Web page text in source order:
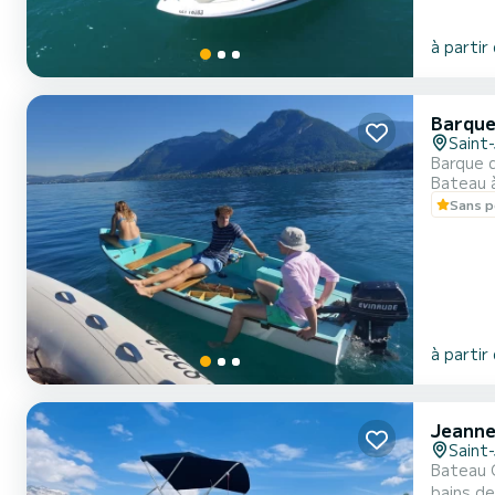
à partir
Barque
Bateau
Sans
à partir
Bateau Cap Camarat à louer sur le Lac